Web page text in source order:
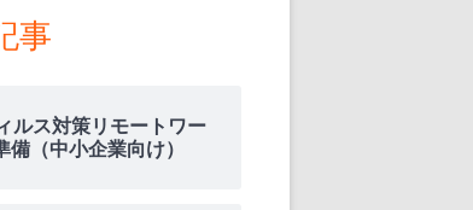
予
事
ルス対策リモートワー
備（中小企業向け）